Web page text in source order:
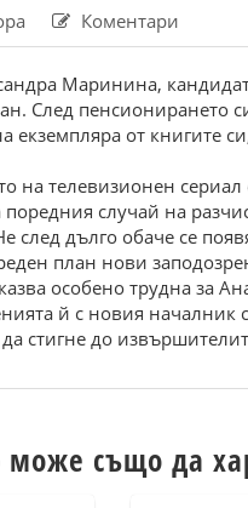
Коментари
Маринина,
След пенсионирането
екземпляра от книгите
на телевизионен
случай на
след дълго обаче се
план нови
особено трудна за
й с новия началник
стигне до
също да